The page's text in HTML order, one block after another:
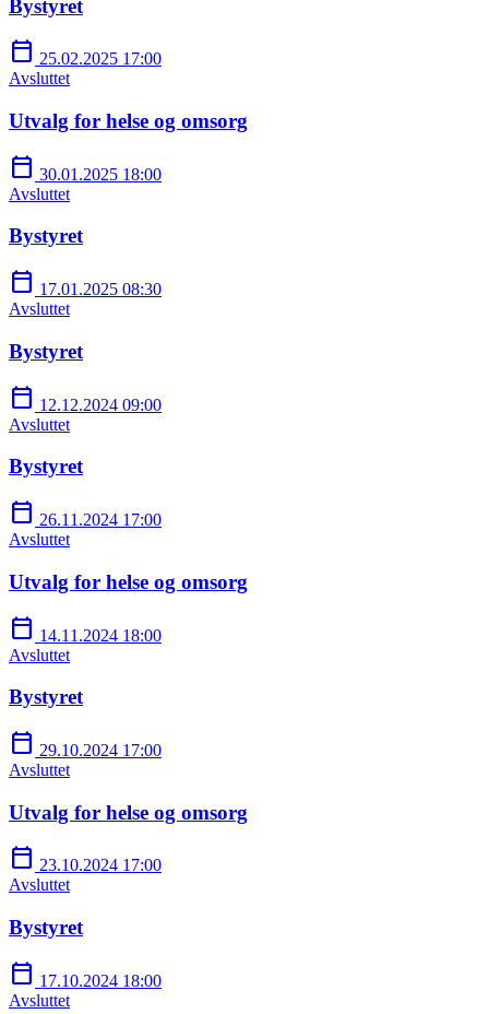
Bystyret
calendar_today 25.02.2025 17:00
Avsluttet
Utvalg for helse og omsorg
calendar_today 30.01.2025 18:00
Avsluttet
Bystyret
calendar_today 17.01.2025 08:30
Avsluttet
Bystyret
calendar_today 12.12.2024 09:00
Avsluttet
Bystyret
calendar_today 26.11.2024 17:00
Avsluttet
Utvalg for helse og omsorg
calendar_today 14.11.2024 18:00
Avsluttet
Bystyret
calendar_today 29.10.2024 17:00
Avsluttet
Utvalg for helse og omsorg
calendar_today 23.10.2024 17:00
Avsluttet
Bystyret
calendar_today 17.10.2024 18:00
Avsluttet